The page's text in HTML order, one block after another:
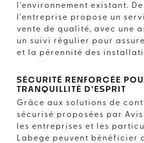
l'environnement existant.
l'entreprise propose un
vente de qualité, avec une
un suivi régulier pour
et la pérennité des
SÉCURITÉ RENFORCÉE
TRANQUILLITÉ D'ESPRIT
Grâce aux solutions de
sécurisé proposées par
les entreprises et les
Labege peuvent bénéficier